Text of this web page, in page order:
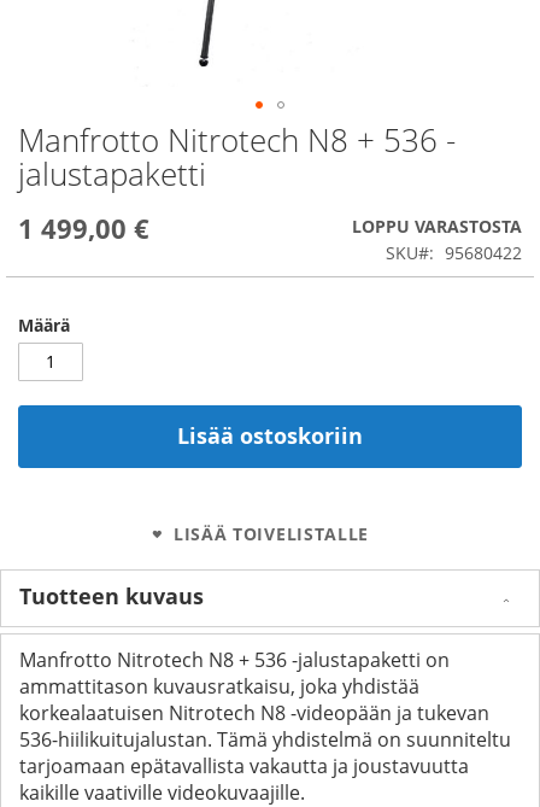
Manfrotto Nitrotech N8 + 536 -
jalustapaketti
1 499,00 €
LOPPU VARASTOSTA
SKU
95680422
Määrä
Lisää ostoskoriin
LISÄÄ TOIVELISTALLE
Skip
to
the
of
Tuotteen kuvaus
Manfrotto Nitrotech N8 + 536 -jalustapaketti on
ammattitason kuvausratkaisu, joka yhdistää
korkealaatuisen Nitrotech N8 -videopään ja tukevan
536-hiilikuitujalustan. Tämä yhdistelmä on suunniteltu
tarjoamaan epätavallista vakautta ja joustavuutta
kaikille vaativille videokuvaajille.